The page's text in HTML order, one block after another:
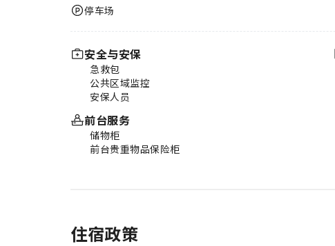
停车场
安全与安保
急救包
公共区域监控
安保人员
前台服务
储物柜
前台贵重物品保险柜
住宿政策